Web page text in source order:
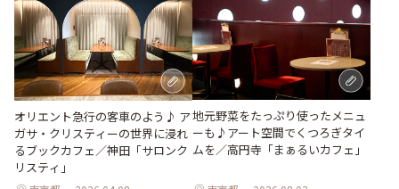
オリエント急行の客車のよう♪ ア
ガサ・クリスティーの世界に浸れ
るブックカフェ／神田「サロンク
リスティ」
地元野菜をたっぷり使ったメニュ
ーも♪アート空間でくつろぎタイ
ムを／高円寺「まぁるいカフェ」